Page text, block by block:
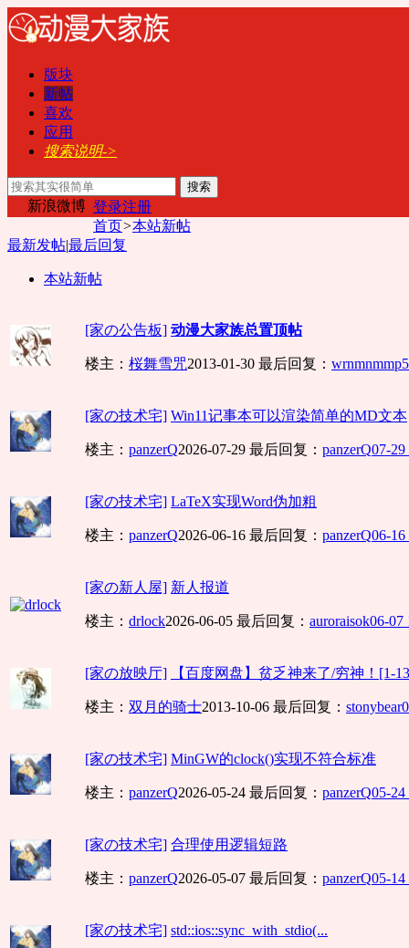
版块
新帖
喜欢
应用
搜索说明->
搜索
新浪微博 登录注册
首页>本站新帖
最新发帖|最后回复
本站新帖
[家の公告板] 动漫大家族总置顶帖
楼主： 桜舞雪咒2013-01-30 最后回复：
[家の技术宅] Win11记事本可以渲染简单的MD文本
楼主： panzerQ2026-07-29 最后回复： panzerQ07-29
[家の技术宅] LaTeX实现Word伪加粗
楼主： panzerQ2026-06-16 最后回复： panzerQ06-16
[家の新人屋] 新人报道
楼主： drlock2026-06-05 最后回复： auroraisok06-07
[家の放映厅] 【百度网盘】贫乏神来了/穷神！[1-
楼主： 双月的骑士2013-10-06 最后回复： stonybear
[家の技术宅] MinGW的clock()实现不符合标准
楼主： panzerQ2026-05-24 最后回复： panzerQ05-24
[家の技术宅] 合理使用逻辑短路
楼主： panzerQ2026-05-07 最后回复： panzerQ05-14
[家の技术宅] std::ios::sync_with_stdio(...